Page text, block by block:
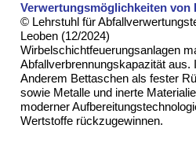
Verwertungsmöglichkeiten von
© Lehrstuhl für
Leoben (12/2024)
Wirbelschichtfeuerungsanlagen
Abfallverbrennungskapazität aus.
Anderem Bettaschen als fester
sowie Metalle und inerte
moderner
Wertstoffe rückzugewinnen.